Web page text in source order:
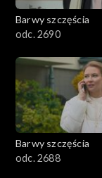
1301–1400
1101–1200
1001–1100
901–1000
Barwy szczęścia
odc. 2690
Barwy szczęścia
odc. 2688